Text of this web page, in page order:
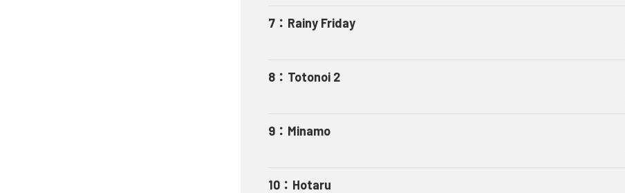
7 ： Rainy Friday
8 ： Totonoi 2
9 ： Minamo
10 ： Hotaru